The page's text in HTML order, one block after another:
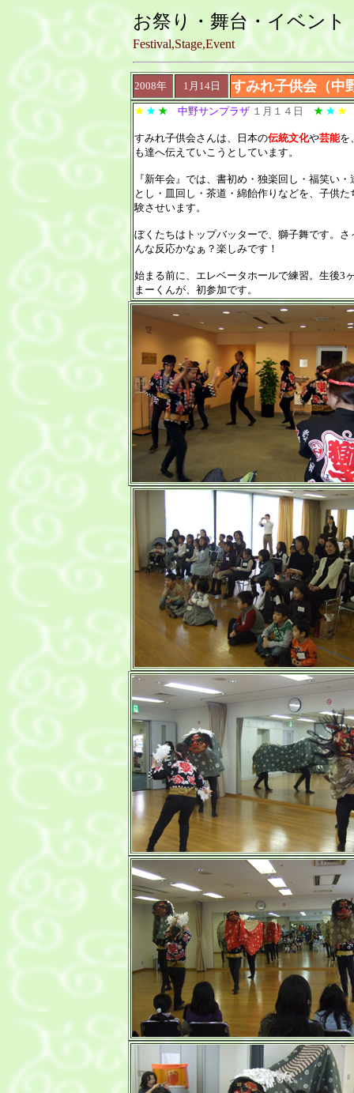
お祭り・舞台・イベント
Festival,Stage,Event
2008年 1月14日 すみれ子供会（中
★ ★ ★ 中野サンプラザ １月１４日 ★ ★ ★
すみれ子供会さんは、日本の伝統文化や芸能を
も達へ伝えていこうとしています。
『新年会』では、書初め・独楽回し・福笑い・
とし・皿回し・茶道・綿飴作りなどを、子供た
験させいます。
ぼくたちはトップバッターで、獅子舞です。さ
んな反応かなぁ？楽しみです！
始まる前に、エレベータホールで練習。生後3
まーくんが、初参加です。